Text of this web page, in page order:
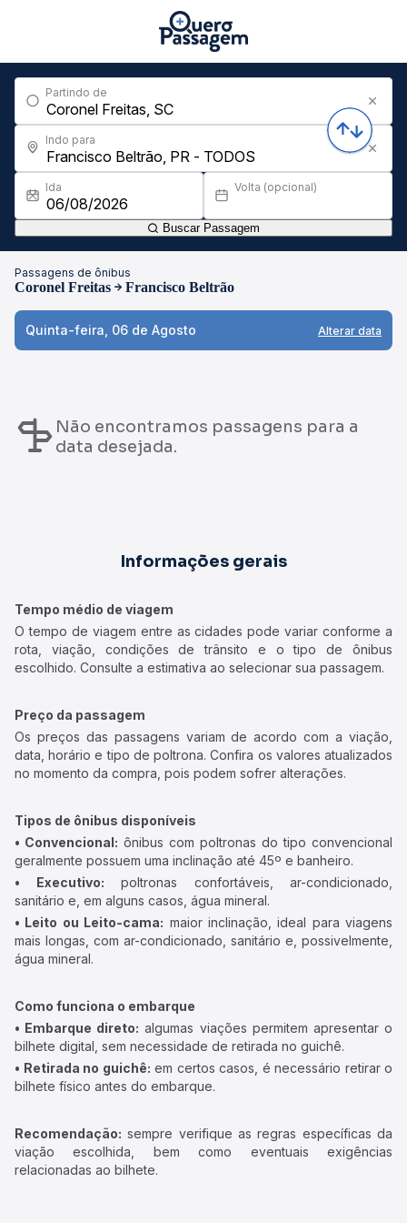
Partindo de
Indo para
Ida Volta (opcional)
Buscar Passagem
Passagens de ônibus
Coronel Freitas Francisco Beltrão
Quinta-feira, 06 de Agosto Alterar data
Não encontramos passagens para a
data desejada.
Informações gerais
Tempo médio de viagem
O tempo de viagem entre as cidades pode variar conforme a
rota, viação, condições de trânsito e o tipo de ônibus
escolhido. Consulte a estimativa ao selecionar sua passagem.
Preço da passagem
Os preços das passagens variam de acordo com a viação,
data, horário e tipo de poltrona. Confira os valores atualizados
no momento da compra, pois podem sofrer alterações.
Tipos de ônibus disponíveis
• Convencional: ônibus com poltronas do tipo convencional
geralmente possuem uma inclinação até 45º e banheiro.
• Executivo: poltronas confortáveis, ar-condicionado,
sanitário e, em alguns casos, água mineral.
• Leito ou Leito-cama: maior inclinação, ideal para viagens
mais longas, com ar-condicionado, sanitário e, possivelmente,
água mineral.
Como funciona o embarque
• Embarque direto: algumas viações permitem apresentar o
bilhete digital, sem necessidade de retirada no guichê.
• Retirada no guichê: em certos casos, é necessário retirar o
bilhete físico antes do embarque.
Recomendação: sempre verifique as regras específicas da
viação escolhida, bem como eventuais exigências
relacionadas ao bilhete.